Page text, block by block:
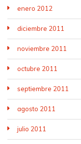
enero 2012
diciembre 2011
noviembre 2011
octubre 2011
septiembre 2011
agosto 2011
julio 2011